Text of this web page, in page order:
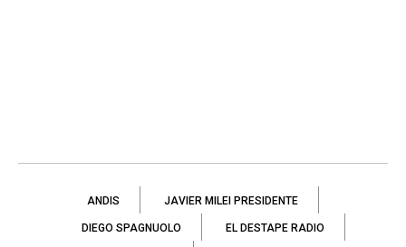
ANDIS JAVIER MILEI PRESIDENTE
DIEGO SPAGNUOLO EL DESTAPE RADIO